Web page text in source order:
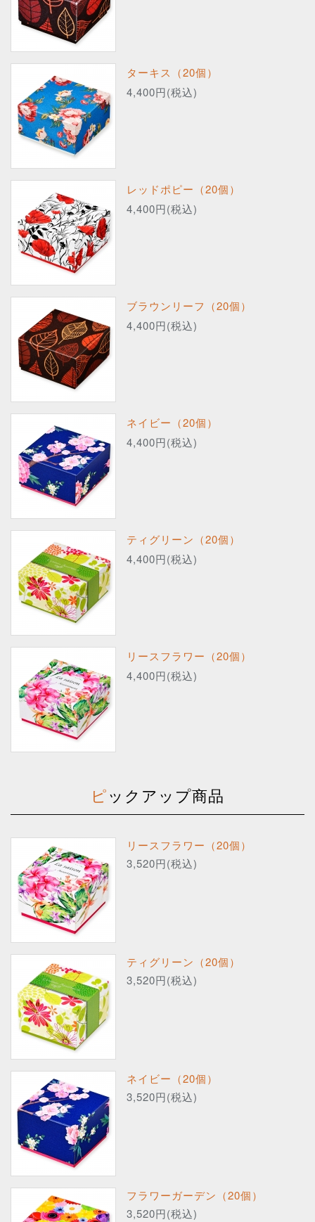
ターキス（20個）
4,400円(税込)
レッドポピー（20個）
4,400円(税込)
ブラウンリーフ（20個）
4,400円(税込)
ネイビー（20個）
4,400円(税込)
ティグリーン（20個）
4,400円(税込)
リースフラワー（20個）
4,400円(税込)
ピックアップ商品
リースフラワー（20個）
3,520円(税込)
ティグリーン（20個）
3,520円(税込)
ネイビー（20個）
3,520円(税込)
フラワーガーデン（20個）
3,520円(税込)